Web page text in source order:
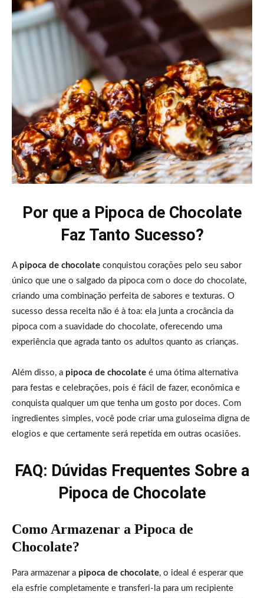
Por que a Pipoca de Chocolate
Faz Tanto Sucesso?
A pipoca de chocolate conquistou corações pelo seu sabor
único que une o salgado da pipoca com o doce do chocolate,
criando uma combinação perfeita de sabores e texturas. O
sucesso dessa receita não é à toa: ela junta a crocância da
pipoca com a suavidade do chocolate, oferecendo uma
experiência que agrada tanto os adultos quanto as crianças.
Além disso, a pipoca de chocolate é uma ótima alternativa
para festas e celebrações, pois é fácil de fazer, econômica e
conquista qualquer um que tenha um gosto por doces. Com
ingredientes simples, você pode criar uma guloseima digna de
elogios e que certamente será repetida em outras ocasiões.
FAQ: Dúvidas Frequentes Sobre a
Pipoca de Chocolate
Como Armazenar a Pipoca de
Chocolate?
Para armazenar a pipoca de chocolate, o ideal é esperar que
ela esfrie completamente e transferi-la para um recipiente